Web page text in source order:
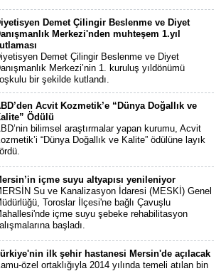
Demet Çilingir Beslenme ve Diyet
Merkezi'nden muhteşem 1.yıl
Demet Çilingir Beslenme ve Diyet
Merkezi’nin 1. kuruluş yıldönümü
bir şekilde kutlandı.
Acvit Kozmetik’e “Dünya Doğallık ve
Ödülü
bilimsel araştırmalar yapan kurumu, Acvit
“Dünya Doğallık ve Kalite” ödülüne layık
içme suyu altyapısı yenileniyor
Su ve Kanalizasyon İdaresi (MESKİ) Genel
Toroslar İlçesi'ne bağlı Çavuşlu
içme suyu şebeke rehabilitasyon
başladı.
ilk şehir hastanesi Mersin'de açılacak
özel ortaklığıyla 2014 yılında temeli atılan bin